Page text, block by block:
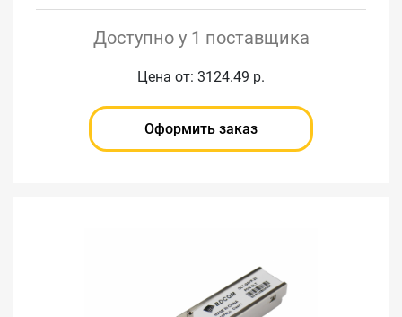
Доступно у 1 поставщика
Цена от: 3124.49 р.
Оформить заказ